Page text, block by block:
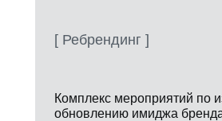
Комплекс мероприятий по
обновлению имиджа
[ Ребрендинг ]